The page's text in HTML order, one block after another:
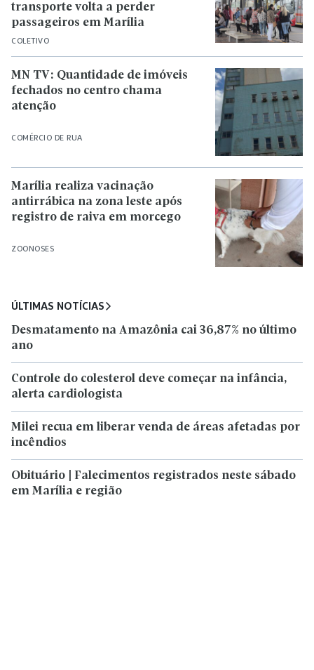
COLETIVO
transporte volta a perder
passageiros em Marília
COMÉRCIO DE RUA
MN TV: Quantidade de imóveis
fechados no centro chama
atenção
ZOONOSES
Marília realiza vacinação
antirrábica na zona leste após
registro de raiva em morcego
ÚLTIMAS NOTÍCIAS
Desmatamento na Amazônia cai 36,87% no último
ano
Controle do colesterol deve começar na infância,
alerta cardiologista
Milei recua em liberar venda de áreas afetadas por
incêndios
Obituário | Falecimentos registrados neste sábado
em Marília e região